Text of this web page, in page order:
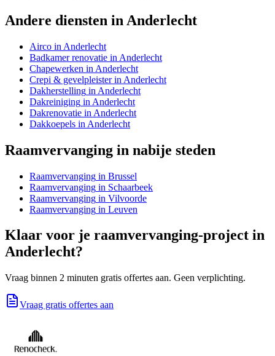
Andere diensten in Anderlecht
Airco in Anderlecht
Badkamer renovatie in Anderlecht
Chapewerken in Anderlecht
Crepi & gevelpleisterin Anderlecht
Dakherstelling in Anderlecht
Dakreiniging in Anderlecht
Dakrenovatie in Anderlecht
Dakkoepels in Anderlecht
Raamvervanging in nabije steden
Raamvervanging in Brussel
Raamvervanging in Schaarbeek
Raamvervanging in Vilvoorde
Raamvervanging in Leuven
Klaar voor je raamvervanging-project in
Anderlecht?
Vraag binnen 2 minuten gratis offertes aan. Geen verplichting.
Vraag gratis offertes aan